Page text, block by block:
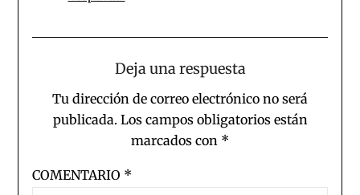
Deja una respuesta
Tu dirección de correo electrónico no será
publicada. Los campos obligatorios están
marcados con *
COMENTARIO *